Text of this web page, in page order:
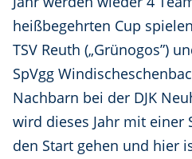
heißbegehrten Cup
TSV Reuth („Grünogos”)
SpVgg
Nachbarn bei der DJK
wird dieses Jahr mit einer
den Start gehen und hier